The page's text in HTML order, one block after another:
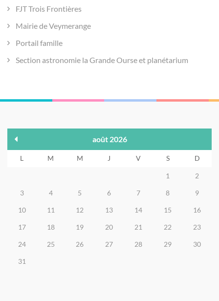
FJT Trois Frontières
Mairie de Veymerange
Portail famille
Section astronomie la Grande Ourse et planétarium
août 2026
L M M J V S D
1 2
3 4 5 6 7 8 9
10 11 12 13 14 15 16
17 18 19 20 21 22 23
24 25 26 27 28 29 30
31